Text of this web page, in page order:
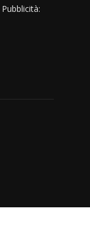
Pubblicità: